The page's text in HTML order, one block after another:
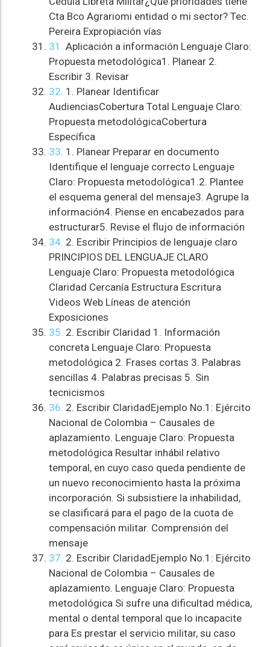
Cta Bco Agrariomi entidad o mi sector? Tec.
Pereira Expropiación vías
31. Aplicación a información Lenguaje Claro:
Propuesta metodológica1. Planear 2.
Escribir 3. Revisar
32. 1. Planear Identificar
AudienciasCobertura Total Lenguaje Claro:
Propuesta metodológicaCobertura
Específica
33. 1. Planear Preparar en documento
Identifique el lenguaje correcto Lenguaje
Claro: Propuesta metodológica1.2. Plantee
el esquema general del mensaje3. Agrupe la
información4. Piense en encabezados para
estructurar5. Revise el flujo de información
34. 2. Escribir Principios de lenguaje claro
PRINCIPIOS DEL LENGUAJE CLARO
Lenguaje Claro: Propuesta metodológica
Claridad Cercanía Estructura Escritura
Videos Web Líneas de atención
Exposiciones
35. 2. Escribir Claridad 1. Información
concreta Lenguaje Claro: Propuesta
metodológica 2. Frases cortas 3. Palabras
sencillas 4. Palabras precisas 5. Sin
tecnicismos
36. 2. Escribir ClaridadEjemplo No.1: Ejército
Nacional de Colombia – Causales de
aplazamiento. Lenguaje Claro: Propuesta
metodológica Resultar inhábil relativo
temporal, en cuyo caso queda pendiente de
un nuevo reconocimiento hasta la próxima
incorporación. Si subsistiere la inhabilidad,
se clasificará para el pago de la cuota de
compensación militar. Comprensión del
mensaje
37. 2. Escribir ClaridadEjemplo No.1: Ejército
Nacional de Colombia – Causales de
aplazamiento. Lenguaje Claro: Propuesta
metodológica Si sufre una dificultad médica,
mental o dental temporal que lo incapacite
para Es prestar el servicio militar, su caso